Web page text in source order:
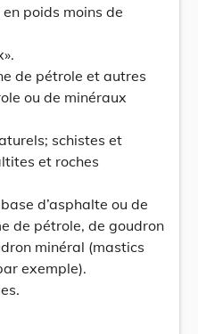
poids moins de
de pétrole et autres
ou de minéraux
schistes et
et roches
d’asphalte ou de
de pétrole, de goudron
minéral (mastics
exemple).